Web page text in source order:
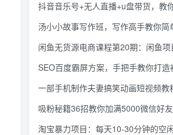
吸粉秘籍36招教你加满5000微信好友